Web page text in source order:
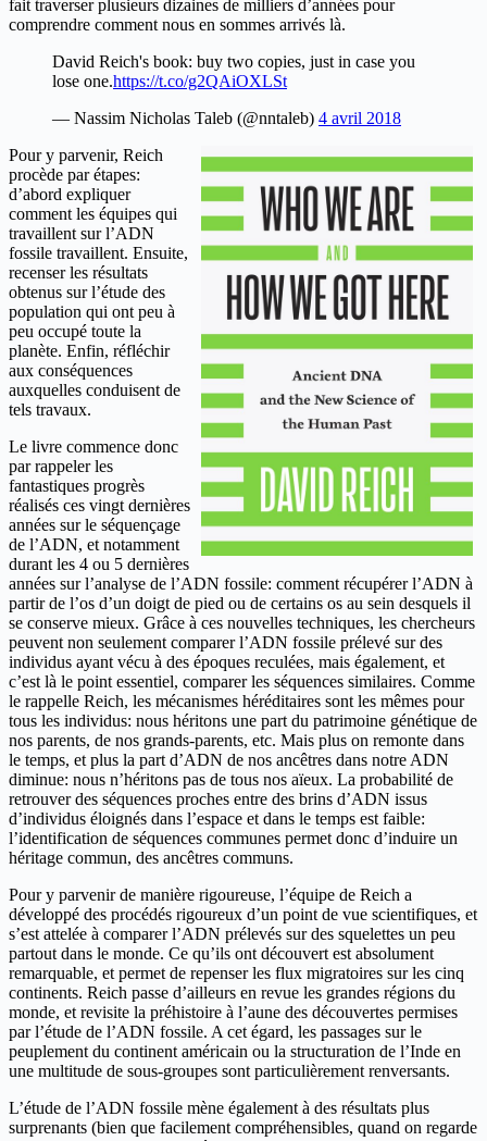
fait traverser plusieurs dizaines de milliers d’années pour
comprendre comment nous en sommes arrivés là.
David Reich's book: buy two copies, just in case you
lose one.https://t.co/g2QAiOXLSt
— Nassim Nicholas Taleb (@nntaleb) 4 avril 2018
Pour y parvenir, Reich
procède par étapes:
d’abord expliquer
comment les équipes qui
travaillent sur l’ADN
fossile travaillent. Ensuite,
recenser les résultats
obtenus sur l’étude des
population qui ont peu à
peu occupé toute la
planète. Enfin, réfléchir
aux conséquences
auxquelles conduisent de
tels travaux.
Le livre commence donc
par rappeler les
fantastiques progrès
réalisés ces vingt dernières
années sur le séquençage
de l’ADN, et notamment
durant les 4 ou 5 dernières
années sur l’analyse de l’ADN fossile: comment récupérer l’ADN à
partir de l’os d’un doigt de pied ou de certains os au sein desquels il
se conserve mieux. Grâce à ces nouvelles techniques, les chercheurs
peuvent non seulement comparer l’ADN fossile prélevé sur des
individus ayant vécu à des époques reculées, mais également, et
c’est là le point essentiel, comparer les séquences similaires. Comme
le rappelle Reich, les mécanismes héréditaires sont les mêmes pour
tous les individus: nous héritons une part du patrimoine génétique de
nos parents, de nos grands-parents, etc. Mais plus on remonte dans
le temps, et plus la part d’ADN de nos ancêtres dans notre ADN
diminue: nous n’héritons pas de tous nos aïeux. La probabilité de
retrouver des séquences proches entre des brins d’ADN issus
d’individus éloignés dans l’espace et dans le temps est faible:
l’identification de séquences communes permet donc d’induire un
héritage commun, des ancêtres communs.
Pour y parvenir de manière rigoureuse, l’équipe de Reich a
développé des procédés rigoureux d’un point de vue scientifiques, et
s’est attelée à comparer l’ADN prélevés sur des squelettes un peu
partout dans le monde. Ce qu’ils ont découvert est absolument
remarquable, et permet de repenser les flux migratoires sur les cinq
continents. Reich passe d’ailleurs en revue les grandes régions du
monde, et revisite la préhistoire à l’aune des découvertes permises
par l’étude de l’ADN fossile. A cet égard, les passages sur le
peuplement du continent américain ou la structuration de l’Inde en
une multitude de sous-groupes sont particulièrement renversants.
L’étude de l’ADN fossile mène également à des résultats plus
surprenants (bien que facilement compréhensibles, quand on regarde